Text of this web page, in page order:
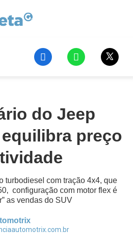
do Jeep
preço
turbodiesel com tração 4x4, que
configuração com motor flex é
as vendas do SUV